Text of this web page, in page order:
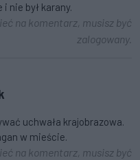
nie był karany.
na komentarz, musisz być
zalogowany.
uchwała krajobrazowa.
w mieście.
na komentarz, musisz być